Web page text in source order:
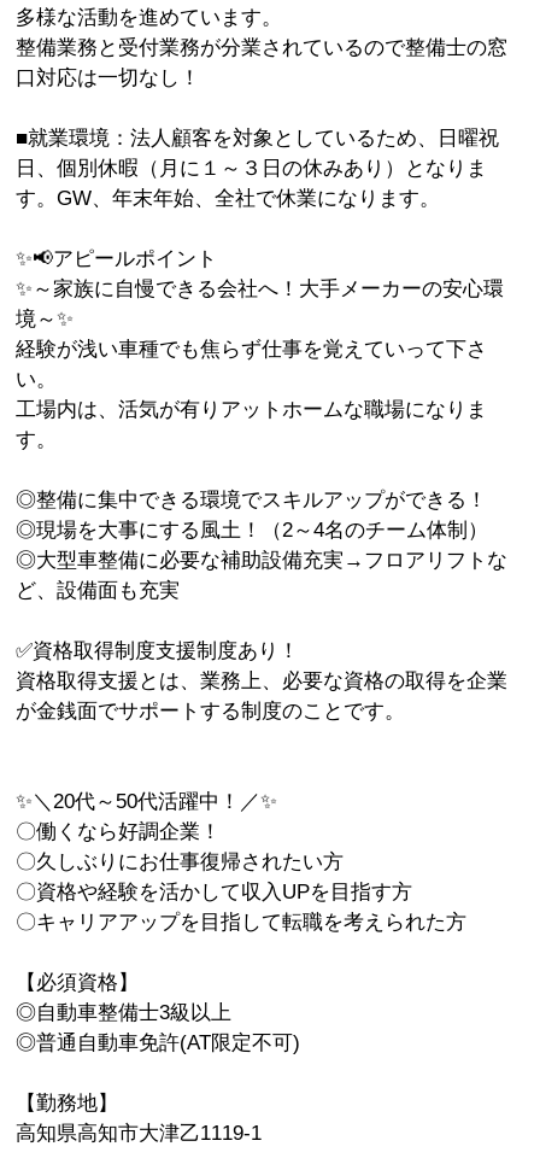
多様な活動を進めています。
整備業務と受付業務が分業されているので整備士の窓
口対応は一切なし！
■就業環境：法人顧客を対象としているため、日曜祝
日、個別休暇（月に１～３日の休みあり）となりま
す。GW、年末年始、全社で休業になります。
✨📢アピールポイント
✨～家族に自慢できる会社へ！大手メーカーの安心環
境～✨
経験が浅い車種でも焦らず仕事を覚えていって下さ
い。
工場内は、活気が有りアットホームな職場になりま
す。
◎整備に集中できる環境でスキルアップができる！
◎現場を大事にする風土！（2～4名のチーム体制）
◎大型車整備に必要な補助設備充実→フロアリフトな
ど、設備面も充実
✅資格取得制度支援制度あり！
資格取得支援とは、業務上、必要な資格の取得を企業
が金銭面でサポートする制度のことです。
✨＼20代～50代活躍中！／✨
〇働くなら好調企業！
〇久しぶりにお仕事復帰されたい方
〇資格や経験を活かして収入UPを目指す方
〇キャリアアップを目指して転職を考えられた方
【必須資格】
◎自動車整備士3級以上
◎普通自動車免許(AT限定不可)
【勤務地】
高知県高知市大津乙1119-1